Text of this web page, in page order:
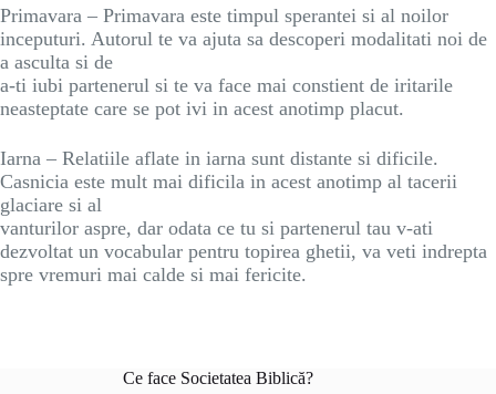
Primavara – Primavara este timpul sperantei si al noilor
inceputuri. Autorul te va ajuta sa descoperi modalitati noi de
a asculta si de
a-ti iubi partenerul si te va face mai constient de iritarile
neasteptate care se pot ivi in acest anotimp placut.
Iarna – Relatiile aflate in iarna sunt distante si dificile.
Casnicia este mult mai dificila in acest anotimp al tacerii
glaciare si al
vanturilor aspre, dar odata ce tu si partenerul tau v-ati
dezvoltat un vocabular pentru topirea ghetii, va veti indrepta
spre vremuri mai calde si mai fericite.
Ce face Societatea Biblică?